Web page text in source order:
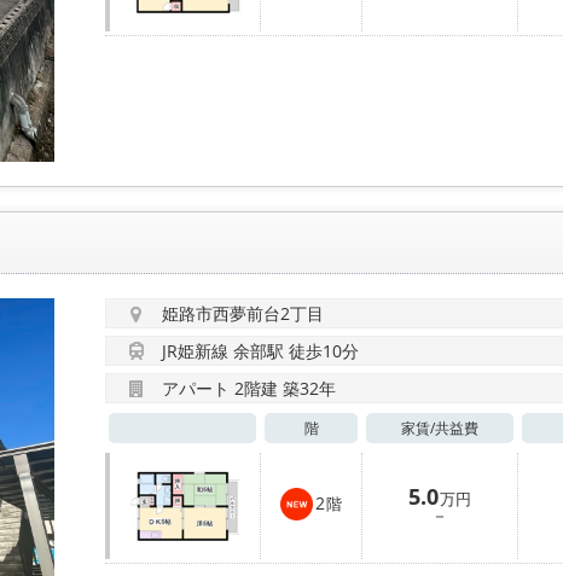
姫路市西夢前台2丁目
JR姫新線 余部駅 徒歩10分
アパート 2階建 築32年
階 家賃/共益費
2階 5.0万円
－